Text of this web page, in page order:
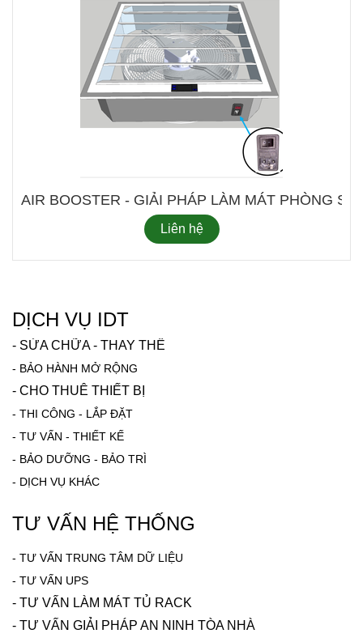
AIR BOOSTER - GIẢI PHÁP LÀM MÁT
Liên hệ
DỊCH VỤ IDT
- SỬA CHỮA - THAY THẾ
- BẢO HÀNH MỞ RỘNG
- CHO THUÊ THIẾT BỊ
- THI CÔNG - LẮP ĐẶT
- TƯ VẤN - THIẾT KẾ
- BẢO DƯỠNG - BẢO TRÌ
- DỊCH VỤ KHÁC
TƯ VẤN HỆ THỐNG
- TƯ VẤN TRUNG TÂM DỮ LIỆU
- TƯ VẤN UPS
- TƯ VẤN LÀM MÁT TỦ RACK
- TƯ VẤN GIẢI PHÁP AN NINH TÒA NHÀ